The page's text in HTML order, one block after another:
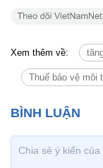
Xem thêm về:
Thuế bảo vệ môi